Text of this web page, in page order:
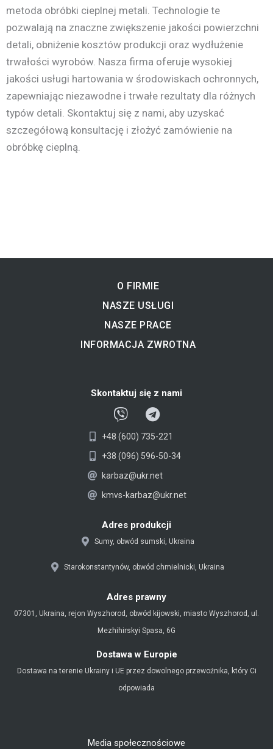
metoda obróbki cieplnej metali. Technologie te
pozwalają na znaczne zwiększenie jakości powierzchni
detali, obniżenie kosztów produkcji oraz wydłużenie
trwałości wyrobów. Nasza firma oferuje wysokiej
jakości usługi hartowania w środowiskach ochronnych,
zapewniając niezawodne i trwałe rezultaty dla różnych
typów detali. Skontaktuj się z nami, aby uzyskać
szczegółową konsultację i złożyć zamówienie na
obróbkę cieplną.
O FIRMIE
NASZE USŁUGI
NASZE PRACE
INFORMACJA ZWROTNA
Skontaktuj się z nami
V
i
b
e
r
T
l
e
g
a
+48 (600) 735-221
+38 (096) 596-50-34
karbaz@ukr.net
kmvs-karbaz@ukr.net
Adres produkcji
Sumy, obwód sumski, Ukraina
Starokonstantynów, obwód chmielnicki, Ukraina
Adres prawny
07301, Ukraina, rejon Wyszhorod, obwód kijowski, miasto Wyszhorod, ul.
Mezhihirskyi Spasa, 6G
Dostawa w Europie
Dostawa na terenie Ukrainy i UE przez dowolnego przewoźnika, który Ci
odpowiada
Media społecznościowe